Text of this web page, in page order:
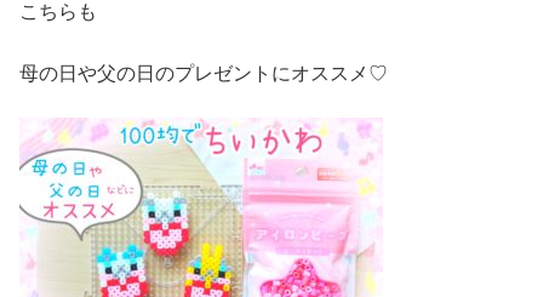
こちらも
母の日や父の日のプレゼントにオススメ♡